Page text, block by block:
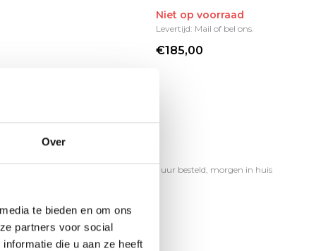
Over
te bieden en om ons
partners voor social
die u aan ze heeft
Niet op voorraad
Levertijd: Mail of bel ons.
€185,00
Op werkdagen voor 17.00 uur besteld, morgen in huis